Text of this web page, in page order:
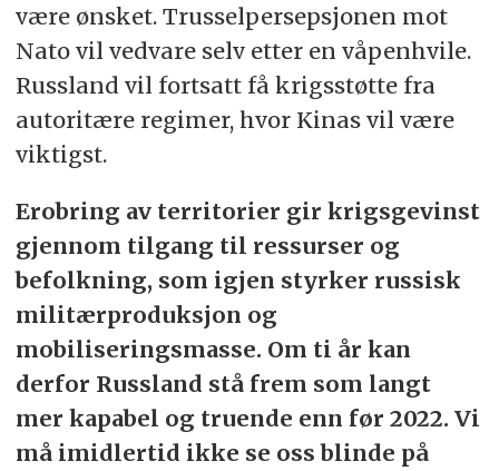
være ønsket. Trusselpersepsjonen mot
Nato vil vedvare selv etter en våpenhvile.
Russland vil fortsatt få krigsstøtte fra
autoritære regimer, hvor Kinas vil være
viktigst.
Erobring av territorier gir krigsgevinst
gjennom tilgang til ressurser og
befolkning, som igjen styrker russisk
militærproduksjon og
mobiliseringsmasse. Om ti år kan
derfor Russland stå frem som langt
mer kapabel og truende enn før 2022. Vi
må imidlertid ikke se oss blinde på